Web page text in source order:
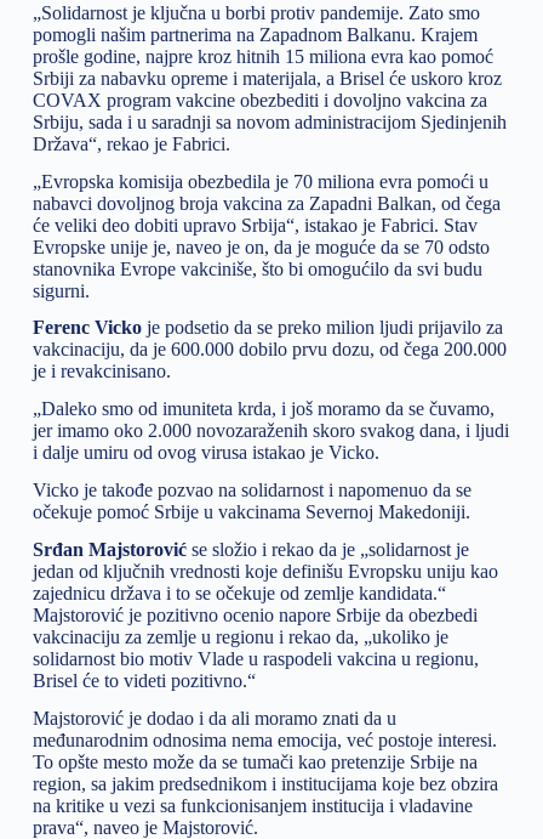
„Solidarnost je ključna u borbi protiv pandemije. Zato smo
pomogli našim partnerima na Zapadnom Balkanu. Krajem
prošle godine, najpre kroz hitnih 15 miliona evra kao pomoć
Srbiji za nabavku opreme i materijala, a Brisel će uskoro kroz
COVAX program vakcine obezbediti i dovoljno vakcina za
Srbiju, sada i u saradnji sa novom administracijom Sjedinjenih
Država“, rekao je Fabrici.
„Evropska komisija obezbedila je 70 miliona evra pomoći u
nabavci dovoljnog broja vakcina za Zapadni Balkan, od čega
će veliki deo dobiti upravo Srbija“, istakao je Fabrici. Stav
Evropske unije je, naveo je on, da je moguće da se 70 odsto
stanovnika Evrope vakciniše, što bi omogućilo da svi budu
sigurni.
Ferenc Vickoje podsetio da se preko milion ljudi prijavilo za
vakcinaciju, da je 600.000 dobilo prvu dozu, od čega 200.000
je i revakcinisano.
„Daleko smo od imuniteta krda, i još moramo da se čuvamo,
jer imamo oko 2.000 novozaraženih skoro svakog dana, i ljudi
i dalje umiru od ovog virusa istakao je Vicko.
Vicko je takođe pozvao na solidarnost i napomenuo da se
očekuje pomoć Srbije u vakcinama Severnoj Makedoniji.
Srđan Majstorovićse složio i rekao da je „solidarnost je
jedan od ključnih vrednosti koje definišu Evropsku uniju kao
zajednicu država i to se očekuje od zemlje kandidata.“
Majstorović je pozitivno ocenio napore Srbije da obezbedi
vakcinaciju za zemlje u regionu i rekao da, „ukoliko je
solidarnost bio motiv Vlade u raspodeli vakcina u regionu,
Brisel će to videti pozitivno.“
Majstorović je dodao i da ali moramo znati da u
međunarodnim odnosima nema emocija, već postoje interesi.
To opšte mesto može da se tumači kao pretenzije Srbije na
region, sa jakim predsednikom i institucijama koje bez obzira
na kritike u vezi sa funkcionisanjem institucija i vladavine
prava“, naveo je Majstorović.